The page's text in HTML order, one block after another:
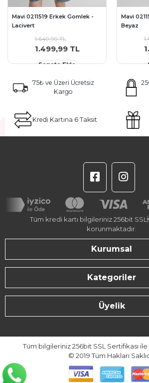
Mavi 0211519 Erkek Gomlek -
Lacivert
1.649,99 TL
1.499,99 TL
Sepete Ekle
Mavi
Beyaz
75₺ ve Üzeri Ücretsiz
Kargo
Kredi Kartına 6 Taksit
Tüm kredi kartı bilgileriniz 256bit
korunmaktadır.
Kurumsal
Kategoriler
Üyelik
Tüm bilgileriniz 256bit SSL Sertifikası
© 2019Tüm Hakları